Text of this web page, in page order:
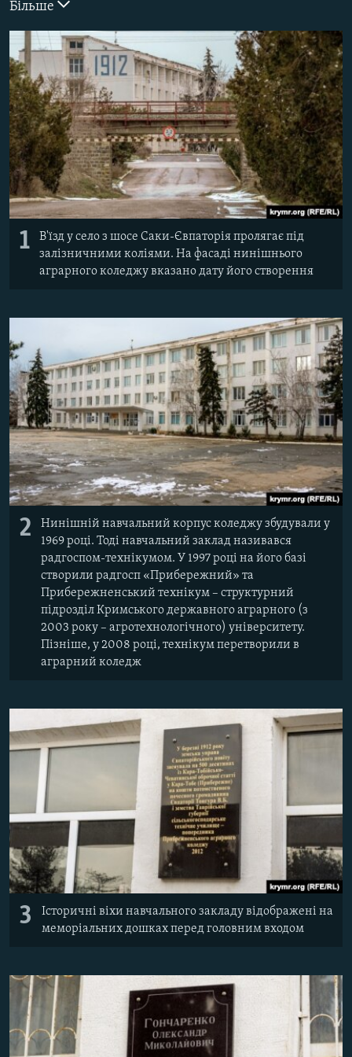
СВІДЧЕННЯ ОКУПАЦІЇ
УКРАЇНСЬКА ПРОБЛЕМА КРИМУ
ІНФОГРАФІКА
Русский
Qırımtatar
ДОЛУЧАЙСЯ!
Усі сайти RFE/RL
Більше
1
В'їзд у село з шосе Саки-Євпаторія пролягає під
залізничними коліями. На фасаді нинішнього
аграрного коледжу вказано дату його створення
2
Нинішній навчальний корпус коледжу збудували у
1969 році. Тоді навчальний заклад називався
радгоспом-технікумом. У 1997 році на його базі
створили радгосп «Прибережний» та
Прибережненський технікум – структурний
підрозділ Кримського державного аграрного (з
2003 року – агротехнологічного) університету.
Пізніше, у 2008 році, технікум перетворили в
аграрний коледж
3
Історичні віхи навчального закладу відображені на
меморіальних дошках перед головним входом